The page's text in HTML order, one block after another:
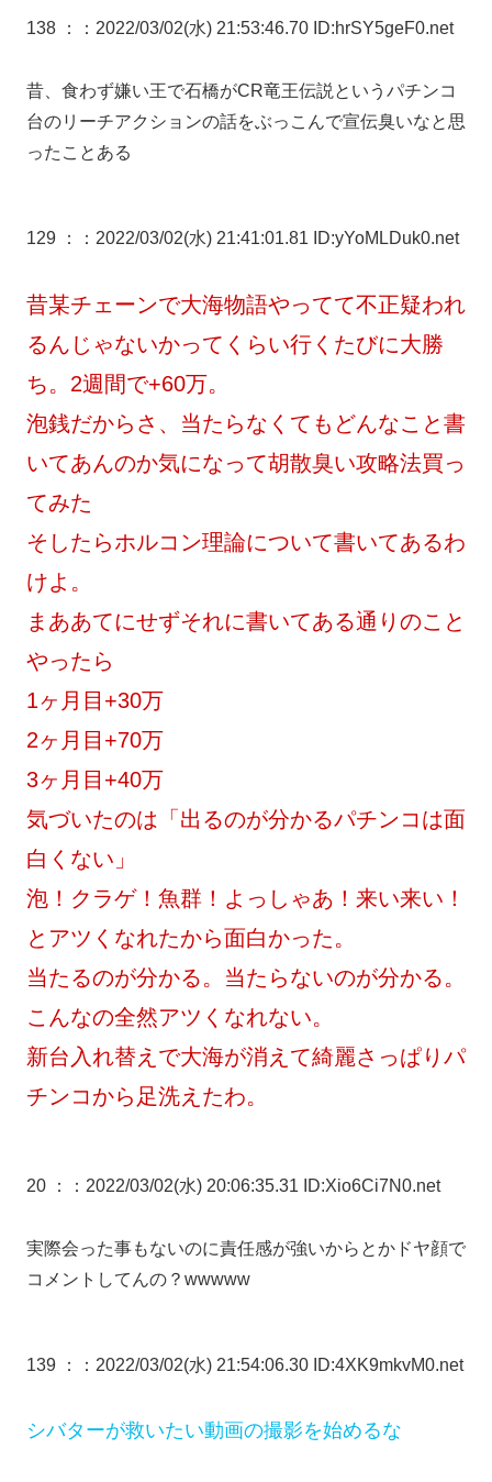
138 ： ：2022/03/02(水) 21:53:46.70 ID:hrSY5geF0.net
昔、食わず嫌い王で石橋がCR竜王伝説というパチンコ
台のリーチアクションの話をぶっこんで宣伝臭いなと思
ったことある
129 ： ：2022/03/02(水) 21:41:01.81 ID:yYoMLDuk0.net
昔某チェーンで大海物語やってて不正疑われ
るんじゃないかってくらい行くたびに大勝
ち。2週間で+60万。
泡銭だからさ、当たらなくてもどんなこと書
いてあんのか気になって胡散臭い攻略法買っ
てみた
そしたらホルコン理論について書いてあるわ
けよ。
まああてにせずそれに書いてある通りのこと
やったら
1ヶ月目+30万
2ヶ月目+70万
3ヶ月目+40万
気づいたのは「出るのが分かるパチンコは面
白くない」
泡！クラゲ！魚群！よっしゃあ！来い来い！
とアツくなれたから面白かった。
当たるのが分かる。当たらないのが分かる。
こんなの全然アツくなれない。
新台入れ替えで大海が消えて綺麗さっぱりパ
チンコから足洗えたわ。
20 ： ：2022/03/02(水) 20:06:35.31 ID:Xio6Ci7N0.net
実際会った事もないのに責任感が強いからとかドヤ顔で
コメントしてんの？wwwww
139 ： ：2022/03/02(水) 21:54:06.30 ID:4XK9mkvM0.net
シバターが救いたい動画の撮影を始めるな